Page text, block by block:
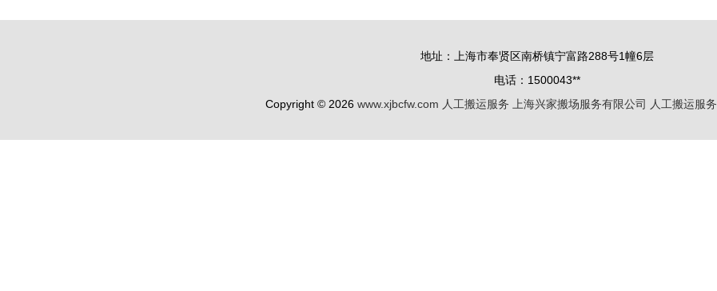
地址：上海市奉贤区南桥镇宁富路288号1幢6层
电话：1500043**
Copyright © 2026 www.xjbcfw.com 人工搬运服务 上海兴家搬场服务有限公司 人工搬运服务